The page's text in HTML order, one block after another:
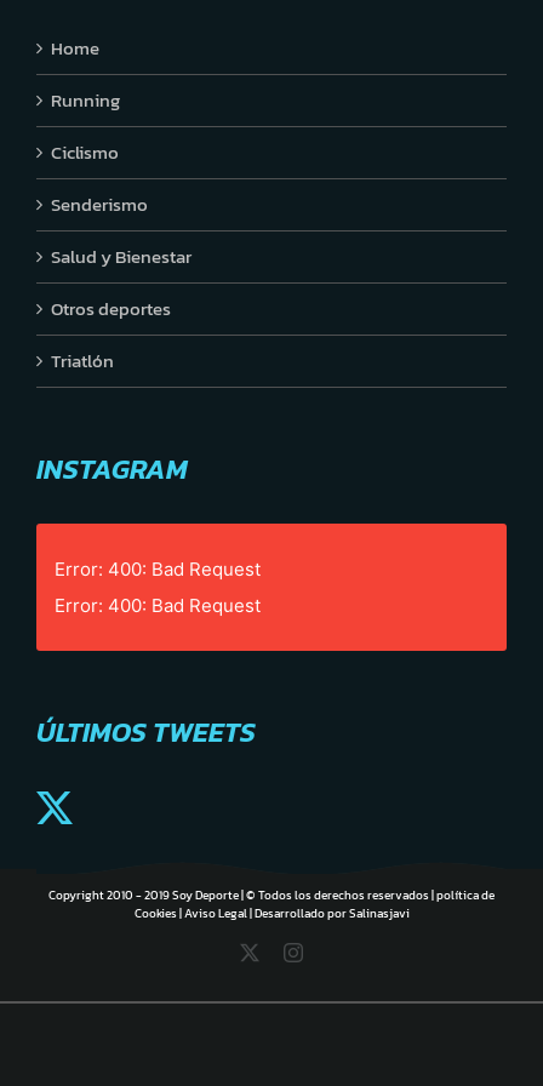
Home
Running
Ciclismo
Senderismo
Salud y Bienestar
Otros deportes
Triatlón
INSTAGRAM
Error: 400: Bad Request
Error: 400: Bad Request
ÚLTIMOS TWEETS
Copyright 2010 - 2019 Soy Deporte | © Todos los derechos reservados |política de
Cookies|Aviso Legal| Desarrollado porSalinasjavi
Instagram